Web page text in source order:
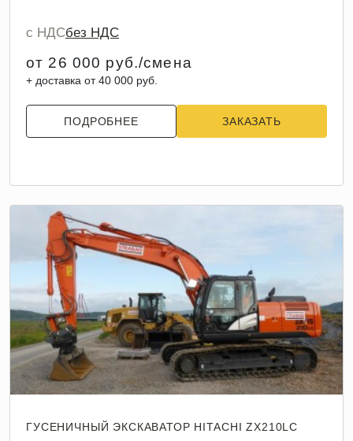
с НДСбез НДС
от 26 000 руб./смена
+ доставка от 40 000 руб.
ПОДРОБНЕЕ ЗАКАЗАТЬ
ГУСЕНИЧНЫЙ ЭКСКАВАТОР HITACHI ZX210LC